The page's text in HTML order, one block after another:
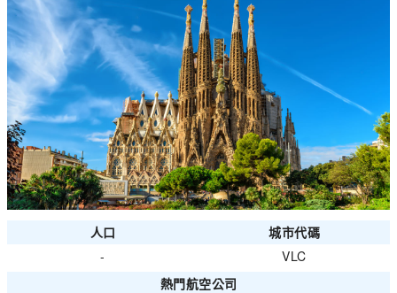
人口
城市代碼
-
VLC
熱門航空公司